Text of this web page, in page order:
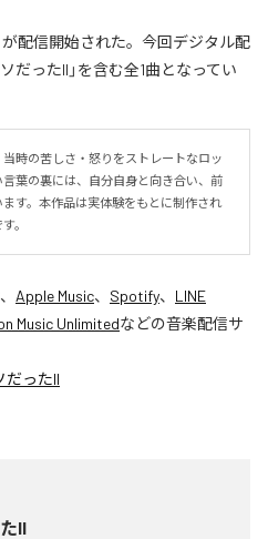
が配信開始された。今回デジタル配
だったII」を含む全1曲となってい
時の苦しさ・怒りをストレートなロッ
葉の裏には、自分自身と向き合い、前
す。本作品は実体験をもとに制作され
。
Apple Music、 Spotify、 LINE
Music Unlimitedなどの音楽配信サ
だったII
II